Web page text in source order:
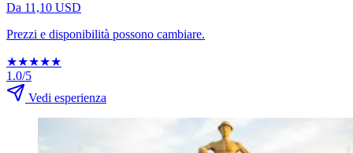
Da 11,10 USD
Prezzi e disponibilità possono cambiare.
★★★★★
1.0/5
Vedi esperienza